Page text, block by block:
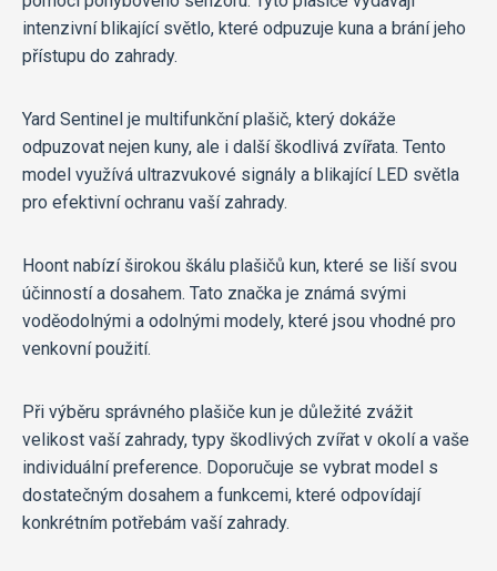
intenzivní blikající světlo, které odpuzuje kuna a brání jeho
přístupu do zahrady.
Yard Sentinel je multifunkční plašič, který dokáže
odpuzovat nejen kuny, ale i další škodlivá zvířata. Tento
model využívá ultrazvukové signály a blikající LED světla
pro efektivní ochranu vaší zahrady.
Hoont nabízí širokou škálu plašičů kun, které se liší svou
účinností a dosahem. Tato značka je známá svými
voděodolnými a odolnými modely, které jsou vhodné pro
venkovní použití.
Při výběru správného plašiče kun je důležité zvážit
velikost vaší zahrady, typy škodlivých zvířat v okolí a vaše
individuální preference. Doporučuje se vybrat model s
dostatečným dosahem a funkcemi, které odpovídají
konkrétním potřebám vaší zahrady.